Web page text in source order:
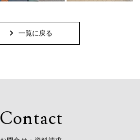
一覧に戻る
Contact